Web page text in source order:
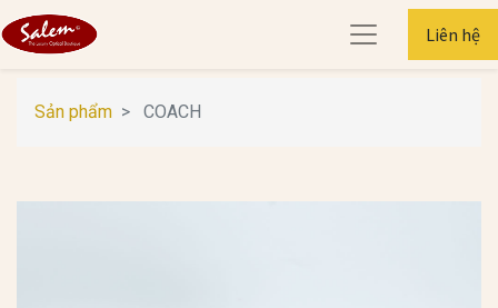
Liên hệ
Sản phẩm COACH